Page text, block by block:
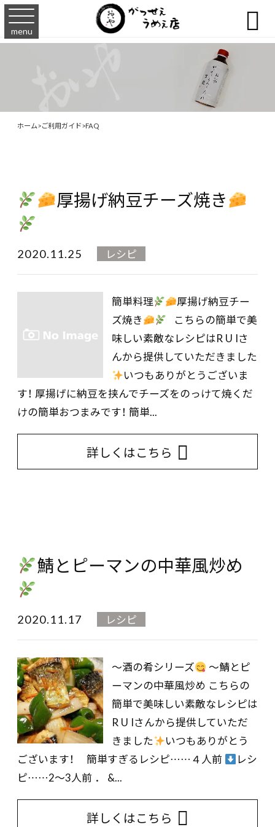
menu 
ホーム>ご利用ガイド>FAQ
厚揚げ納豆チーズ焼き
2020.11.25 レシピ
簡単料理
厚揚げ納豆チー
ズ焼き
こちらの簡単で美
味しい素敵なレシピはR U Iさ
んから提供していただきました
いつもありがとうございま
す！ 厚揚げに納豆を挟んでチーズをのっけて焼くだ
けの簡単おつまみです！ 簡単...
詳しくはこちら
鯖とピーマンの中華風炒め
2020.11.17 レシピ
～酒の肴シリーズ
～鯖とピ
ーマンの中華風炒め こちらの
簡単で美味しい素敵なレシピは
R U Iさんから提供していただ
きました
いつもありがとう
ございます！ 簡単すぎるレシピ……４人前
レシ
ピ……2～3人前 ． &...
詳しくはこちら